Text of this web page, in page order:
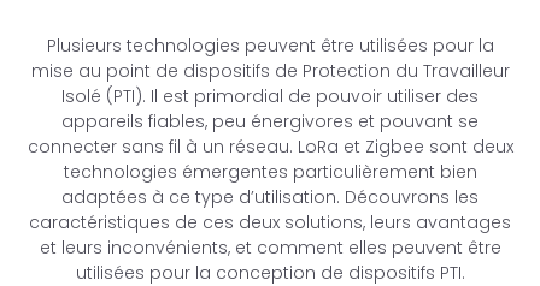
Plusieurs technologies peuvent être utilisées pour la
mise au point de dispositifs de Protection du Travailleur
Isolé (PTI). Il est primordial de pouvoir utiliser des
appareils fiables, peu énergivores et pouvant se
connecter sans fil à un réseau. LoRa et Zigbee sont deux
technologies émergentes particulièrement bien
adaptées à ce type d’utilisation. Découvrons les
caractéristiques de ces deux solutions, leurs avantages
et leurs inconvénients, et comment elles peuvent être
utilisées pour la conception de dispositifs PTI.